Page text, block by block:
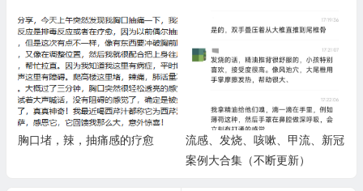
胸口堵，辣，抽痛感的疗愈
流感、发烧、咳嗽、甲流、新冠
案例大合集（不断更新）